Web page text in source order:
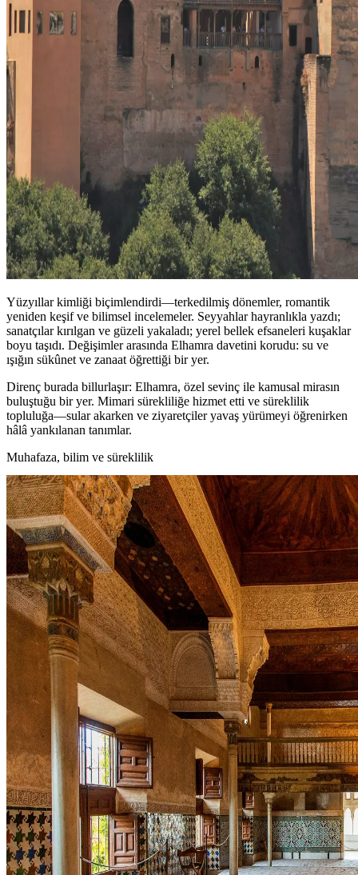
Yüzyıllar kimliği biçimlendirdi—terkedilmiş dönemler, romantik
yeniden keşif ve bilimsel incelemeler. Seyyahlar hayranlıkla yazdı;
sanatçılar kırılgan ve güzeli yakaladı; yerel bellek efsaneleri kuşaklar
boyu taşıdı. Değişimler arasında Elhamra davetini korudu: su ve
ışığın sükûnet ve zanaat öğrettiği bir yer.
Direnç burada billurlaşır: Elhamra, özel sevinç ile kamusal mirasın
buluştuğu bir yer. Mimari sürekliliğe hizmet etti ve süreklilik
topluluğa—sular akarken ve ziyaretçiler yavaş yürümeyi öğrenirken
hâlâ yankılanan tanımlar.
Muhafaza, bilim ve süreklilik